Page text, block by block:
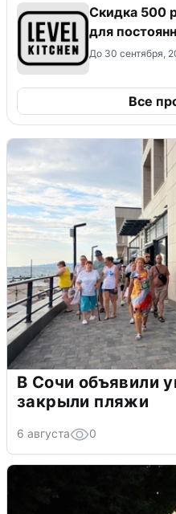
Скидка 500
для
До 30 сентября,
Все
В Сочи объявили
закрыли пляжи
6 августа 0